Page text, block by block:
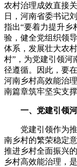
农村治理成效直接
日，河南省委书记
指出“要着力提升乡
验，健全党组织领
体系，发展壮大农
村”，为党建引领河
径遵循。因此，要
河南乡村高效能治
南篇章筑牢坚实支
一、党建引领
党建引领作为
南乡村的繁荣稳定
推进乡村全面振兴
乡村高效能治理，